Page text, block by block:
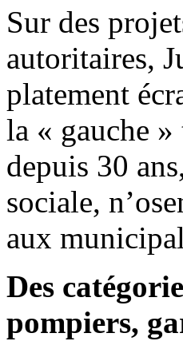
Sur des
autoritaires,
platement
la « gauche
depuis 30
sociale,
aux
Des
pompiers,